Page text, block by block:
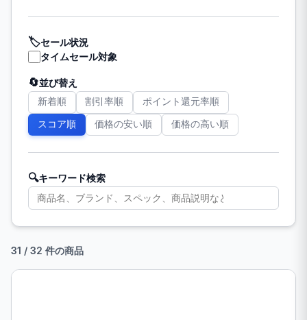
🏷️セール状況
タイムセール対象
🔄並び替え
新着順 割引率順 ポイント還元率順
スコア順 価格の安い順 価格の高い順
🔍キーワード検索
31 / 32 件の商品